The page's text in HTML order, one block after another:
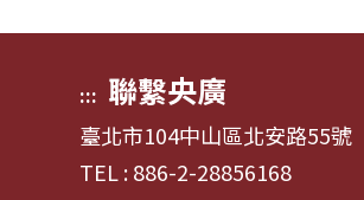
::: 聯繫央廣
臺北市104中山區北安路55號
TEL : 886-2-28856168